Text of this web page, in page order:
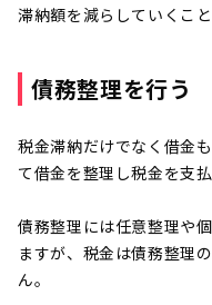
滞納額を減らしていくこと
債務整理を行う
税金滞納だけでなく借金
て借金を整理し税金を支
債務整理には任意整理や
ますが、税金は債務整理
ん。